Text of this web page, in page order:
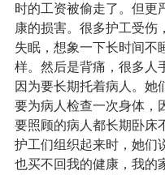
时的工资被偷走了。但更
康的损害。很多护工受伤
失眠，想象一下长时间不
样。然后是背痛，很多人
因为要长期托着病人。她
要为病人检查一次身体，
要照顾的病人都长期卧床
护工们组织起来时，她们
也买不回我的健康，我的